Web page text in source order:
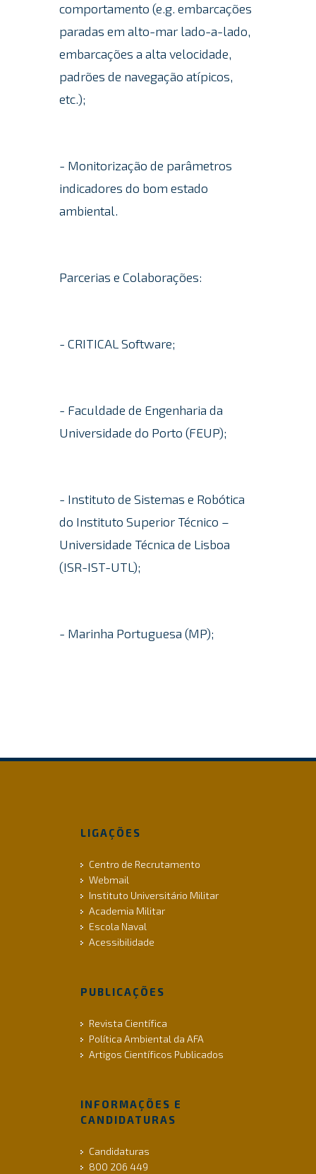
comportamento (e.g. embarcações
paradas em alto-mar lado-a-lado,
embarcações a alta velocidade,
padrões de navegação atípicos,
etc.);
- Monitorização de parâmetros
indicadores do bom estado
ambiental.
Parcerias e Colaborações:
- CRITICAL Software;
- Faculdade de Engenharia da
Universidade do Porto (FEUP);
- Instituto de Sistemas e Robótica
do Instituto Superior Técnico –
Universidade Técnica de Lisboa
(ISR-IST-UTL);
- Marinha Portuguesa (MP);
LIGAÇÕES
Centro de Recrutamento
Webmail
Instituto Universitário Militar
Academia Militar
Escola Naval
Acessibilidade
PUBLICAÇÕES
Revista Científica
Política Ambiental da AFA
Artigos Científicos Publicados
INFORMAÇÕES E
CANDIDATURAS
Candidaturas
800 206 449